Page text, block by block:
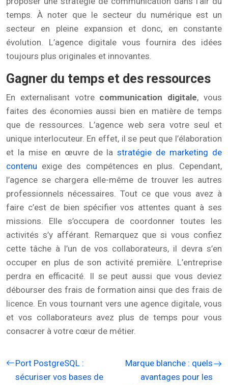
temps. À noter que le secteur du numérique est un
secteur en pleine expansion et donc, en constante
évolution. L’agence digitale vous fournira des idées
toujours plus originales et innovantes.
Gagner du temps et des ressources
En externalisant votre communication digitale, vous
faites des économies aussi bien en matière de temps
que de ressources. L’agence web sera votre seul et
unique interlocuteur. En effet, il se peut que l’élaboration
et la mise en œuvre de lastratégie de marketing de
contenu exige des compétences en plus. Cependant,
l’agence se chargera elle-même de trouver les autres
professionnels nécessaires. Tout ce que vous avez à
faire c’est de bien spécifier vos attentes quant à ses
missions. Elle s’occupera de coordonner toutes les
activités s’y afférant. Remarquez que si vous confiez
cette tâche à l’un de vos collaborateurs, il devra s’en
occuper en plus de son activité première. L’entreprise
perdra en efficacité. Il se peut aussi que vous deviez
débourser des frais de formation ainsi que des frais de
licence. En vous tournant vers une agence digitale, vous
et vos collaborateurs avez plus de temps pour vous
consacrer à votre cœur de métier.
Port PostgreSQL :
sécuriser vos bases de
Marque blanche : quels
avantages pour les